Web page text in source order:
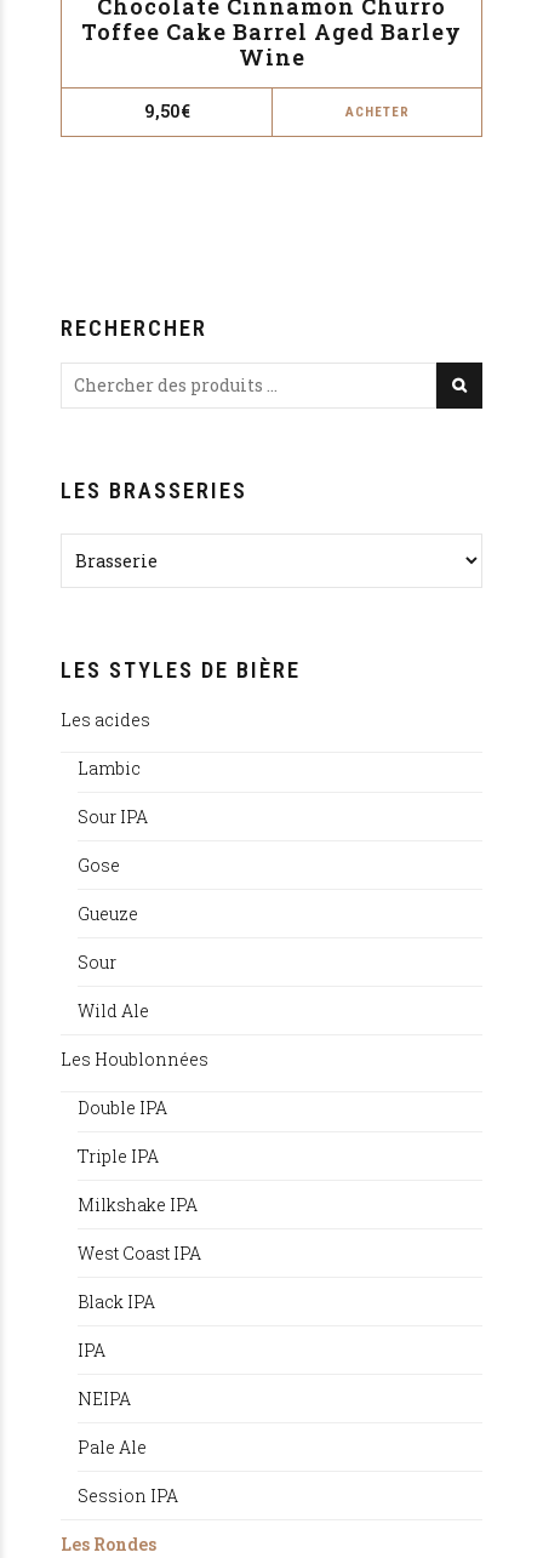
Toffee Cake Barrel Aged Barley
Wine
9,50€ ACHETER
RECHERCHER
LES BRASSERIES
LES STYLES DE BIÈRE
Les acides
Lambic
Sour IPA
Gose
Gueuze
Sour
Wild Ale
Les Houblonnées
Double IPA
Triple IPA
Milkshake IPA
West Coast IPA
Black IPA
IPA
NEIPA
Pale Ale
Session IPA
Les Rondes